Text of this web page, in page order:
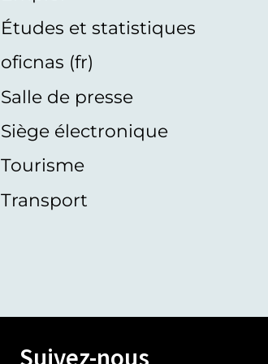
Études et statistiques
oficnas (fr)
Salle de presse
Siège électronique
Tourisme
Transport
Suivez-nous